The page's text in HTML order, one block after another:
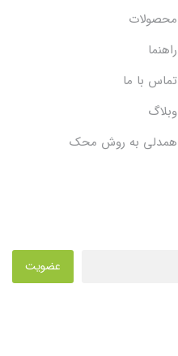
محصولات
راهنما
تماس با ما
وبلاگ
همدلی به روش محک
عضویت